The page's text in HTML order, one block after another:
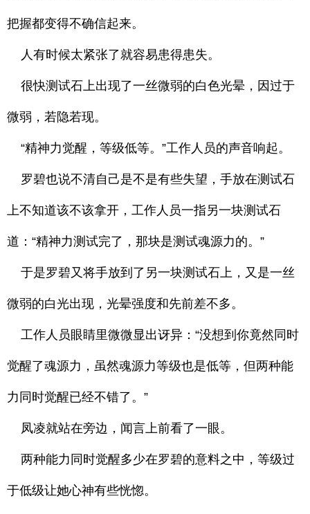
把握都变得不确信起来。
人有时候太紧张了就容易患得患失。
很快测试石上出现了一丝微弱的白色光晕，因过于
微弱，若隐若现。
“精神力觉醒，等级低等。”工作人员的声音响起。
罗碧也说不清自己是不是有些失望，手放在测试石
上不知道该不该拿开，工作人员一指另一块测试石
道：“精神力测试完了，那块是测试魂源力的。”
于是罗碧又将手放到了另一块测试石上，又是一丝
微弱的白光出现，光晕强度和先前差不多。
工作人员眼睛里微微显出讶异：“没想到你竟然同时
觉醒了魂源力，虽然魂源力等级也是低等，但两种能
力同时觉醒已经不错了。”
凤凌就站在旁边，闻言上前看了一眼。
两种能力同时觉醒多少在罗碧的意料之中，等级过
于低级让她心神有些恍惚。